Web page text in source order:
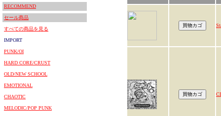
RECOMMEND
セール商品
すべての商品を見る
IMPORT
PUNK/OI
HARD CORE/CRUST
OLD/NEW SCHOOL
EMOTIONAL
CHAOTIC
MELODIC/POP PUNK